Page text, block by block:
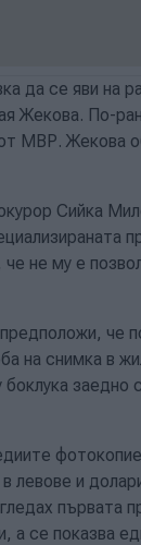
да се яви на
Жекова. По-
МВР. Жекова
Сийка
не му е
че
на снимка в
заедно
левове и
първата
а се показва